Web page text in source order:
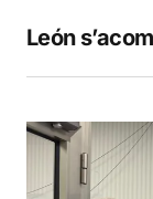
León